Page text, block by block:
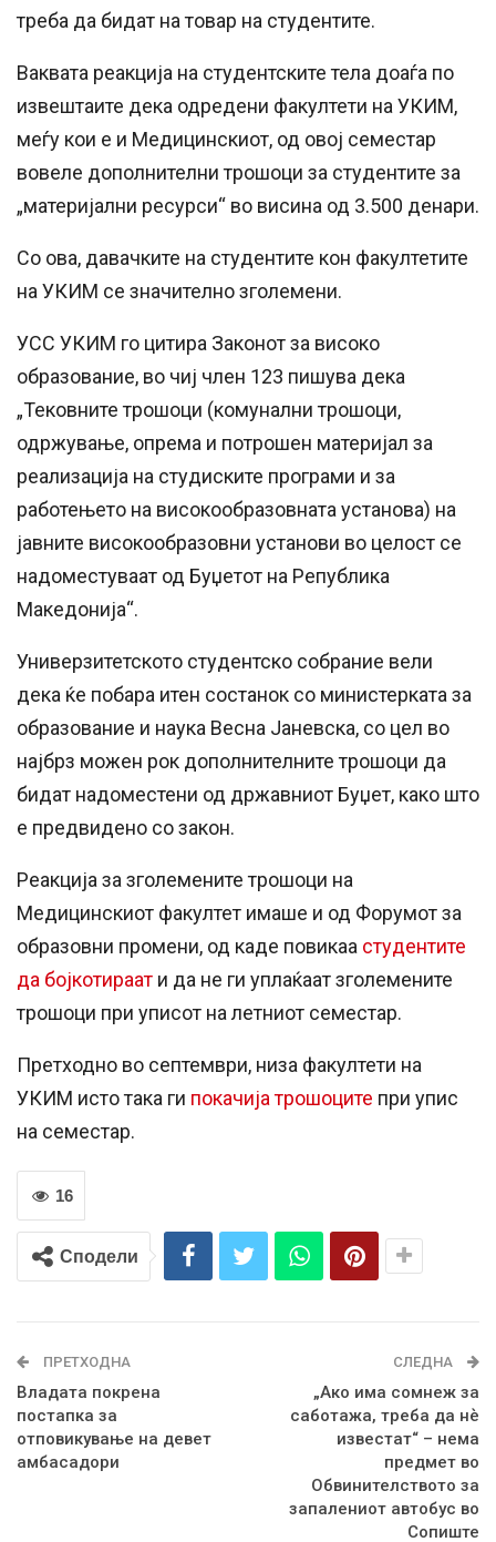
треба да бидат на товар на студентите.
Ваквата реакција на студентските тела доаѓа по
извештаите дека одредени факултети на УКИМ,
меѓу кои е и Медицинскиот, од овој семестар
вовеле дополнителни трошоци за студентите за
„материјални ресурси“ во висина од 3.500 денари.
Со ова, давачките на студентите кон факултетите
на УКИМ се значително зголемени.
УСС УКИМ го цитира Законот за високо
образование, во чиј член 123 пишува дека
„Тековните трошоци (комунални трошоци,
одржување, опрема и потрошен материјал за
реализација на студиските програми и за
работењето на високообразовната установа) на
јавните високообразовни установи во целост се
надоместуваат од Буџетот на Република
Македонија“.
Универзитетското студентско собрание вели
дека ќе побара итен состанок со министерката за
образование и наука Весна Јаневска, со цел во
најбрз можен рок дополнителните трошоци да
бидат надоместени од државниот Буџет, како што
е предвидено со закон.
Реакција за зголемените трошоци на
Медицинскиот факултет имаше и од Форумот за
образовни промени, од каде повикаа студентите
да бојкотираат и да не ги уплаќаат зголемените
трошоци при уписот на летниот семестар.
Претходно во септември, низа факултети на
УКИМ исто така ги покачија трошоците при упис
на семестар.
16
Сподели
ПРЕТХОДНА
Владата покрена
постапка за
отповикување на девет
амбасадори
СЛЕДНА
„Ако има сомнеж за
саботажа, треба да нѐ
известат“ – нема
предмет во
Обвинителството за
запалениот автобус во
Сопиште